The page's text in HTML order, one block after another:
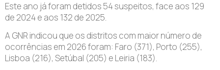
Este ano já foram detidos 54 suspeitos, face aos 129
de 2024 e aos 132 de 2025.
A GNR indicou que os distritos com maior número de
ocorrências em 2026 foram: Faro (371), Porto (255),
Lisboa (216), Setúbal (205) e Leiria (183).